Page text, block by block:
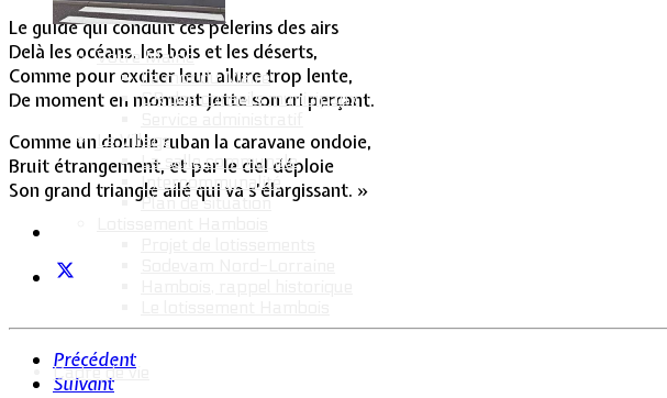
Votre Mairie
Le mot du Maire
CR des conseils municipaux
Le Village
La salle communale
Intercommunalité
Plan de situation
Cadre de vie
Le guide qui conduit ces pèlerins des airs
Delà les océans, les bois et les déserts,
Comme pour exciter leur allure trop lente,
De moment en moment jette son cri perçant.
Comme un double ruban la caravane ondoie,
Bruit étrangement, et par le ciel déploie
Son grand triangle ailé qui va s’élargissant. »
Précédent
Suivant